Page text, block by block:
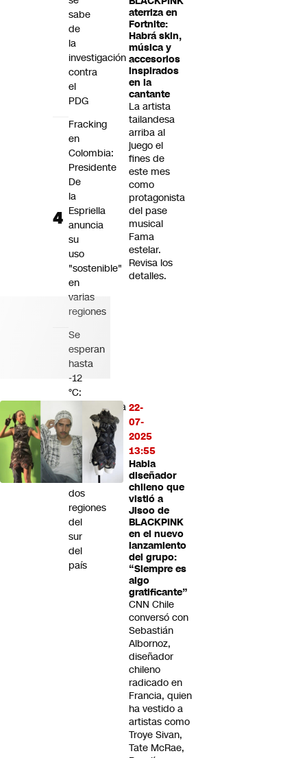
aterriza en
Fortnite:
Habrá skin,
música y
accesorios
inspirados
en la
cantante
La artista
tailandesa
arriba al
juego el
fines de
este mes
como
protagonista
del pase
musical
Fama
estelar.
Revisa los
detalles.
22-
07-
2025
13:55
Habla
diseñador
chileno que
vistió a
Jisoo de
BLACKPINK
en el nuevo
lanzamiento
del grupo:
“Siempre es
algo
gratificante”
CNN Chile
conversó con
Sebastián
Albornoz,
diseñador
chileno
radicado en
Francia, quien
ha vestido a
artistas como
Troye Sivan,
Tate McRae,
sabe
de
la
investigación
contra
el
PDG
Fracking
en
Colombia:
Presidente
De
la
Espriella
anuncia
su
uso
"sostenible"
en
varias
regiones
Se
esperan
hasta
-12
°C:
Meteorología
emite
alerta
por
heladas
en
dos
regiones
del
sur
del
país